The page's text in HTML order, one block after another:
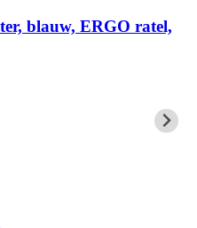
blauw, ERGO ratel,